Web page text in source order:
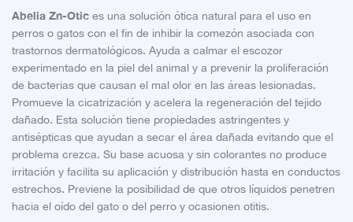
Abelia Zn-Otices una solución ótica natural para el uso en
perros o gatos con el fin de inhibir la comezón asociada con
trastornos dermatológicos. Ayuda a calmar el escozor
experimentado en la piel del animal y a prevenir la proliferación
de bacterias que causan el mal olor en las áreas lesionadas.
Promueve la cicatrización y acelera la regeneración del tejido
dañado. Esta solución tiene propiedades astringentes y
antisépticas que ayudan a secar el área dañada evitando que el
problema crezca. Su base acuosa y sin colorantes no produce
irritación y facilita su aplicación y distribución hasta en conductos
estrechos. Previene la posibilidad de que otros líquidos penetren
hacia el oído del gato o del perro y ocasionen otitis.